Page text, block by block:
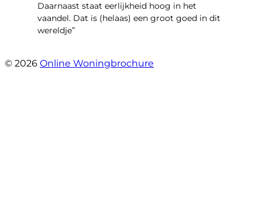
Daarnaast staat eerlijkheid hoog in het
vaandel. Dat is (helaas) een groot goed in dit
wereldje”
© 2026 Online Woningbrochure